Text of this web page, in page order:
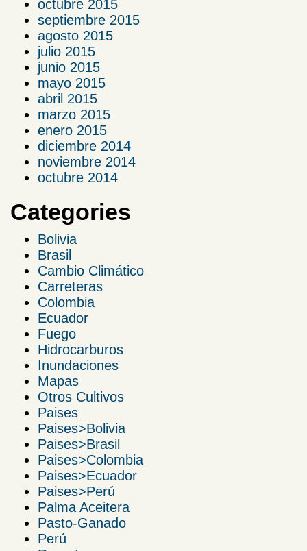
octubre 2015
septiembre 2015
agosto 2015
julio 2015
junio 2015
mayo 2015
abril 2015
marzo 2015
enero 2015
diciembre 2014
noviembre 2014
octubre 2014
Categories
Bolivia
Brasil
Cambio Climático
Carreteras
Colombia
Ecuador
Fuego
Hidrocarburos
Inundaciones
Mapas
Otros Cultivos
Paises
Paises>Bolivia
Paises>Brasil
Paises>Colombia
Paises>Ecuador
Paises>Perú
Palma Aceitera
Pasto-Ganado
Perú